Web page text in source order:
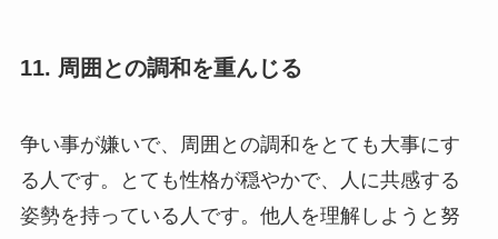
11. 周囲との調和を重んじる
争い事が嫌いで、周囲との調和をとても大事にす
る人です。とても性格が穏やかで、人に共感する
姿勢を持っている人です。他人を理解しようと努